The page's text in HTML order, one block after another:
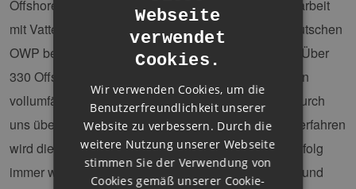
Offshore-Turbinen und der langjährigen Zusammenarbeit
mit Vattenfall. „Wir wurden bis heute in 80% aller deutschen
OWP beratend und qualitätssichernd eingebunden. Über
330 Offshore-Turbinen von Siemens Gamesa wurden
vollumfänglich im Rahmen der Qualitätssicherung durch
uns überwacht. Besonders in den Ausschreibungsverfahren
wird diese Expertise für einen langfristigen Projekterfolg
immer wichtiger“, soPhilipp Stuckenbrock, Sales- und
Webseite
verwendet
Cookies.
Wir verwenden Cookies, um die
Benutzerfreundlichkeit unserer
Website zu verbessern. Durch die
weitere Nutzung unserer Webseite
stimmen Sie der Verwendung von
Cookies gemäß unserer Cookie-